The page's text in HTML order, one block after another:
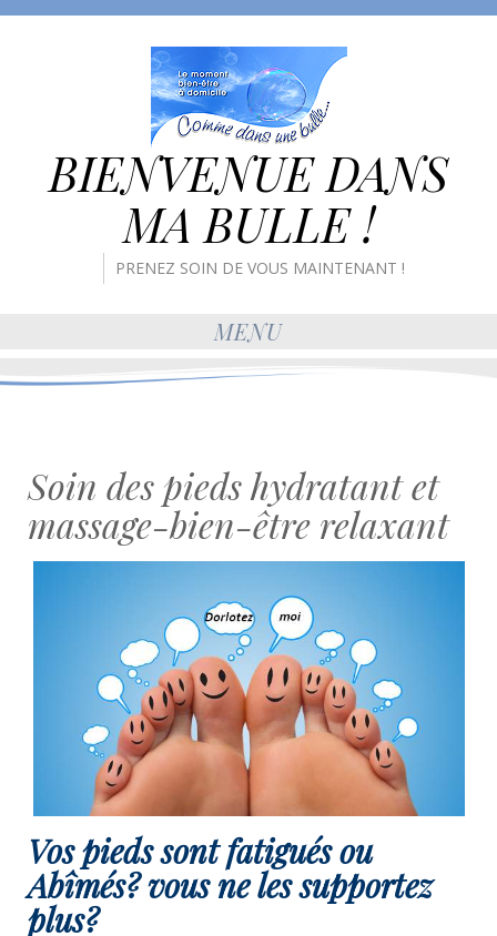
BIENVENUE DANS
MA BULLE !
PRENEZ SOIN DE VOUS MAINTENANT !
MENU
Soin des pieds hydratant et
massage-bien-être relaxant
Vos pieds sont fatigués ou
Abîmés? vous ne les supportez
plus?